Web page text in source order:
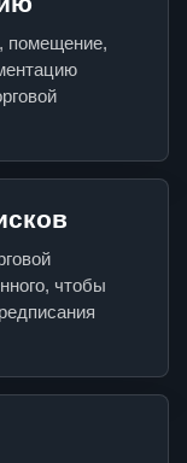
помещение,
чтобы